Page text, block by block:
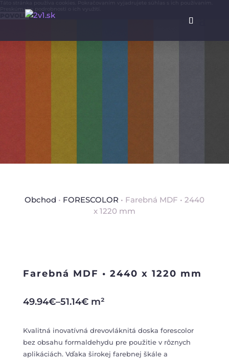
Preskúmajte
POVOLIŤ
Obchod • FORESCOLOR • Farebná MDF • 2440
x 1220 mm
Farebná MDF • 2440 x 1220 mm
49.94€–51.14€ m²
Kvalitná inovatívná drevovláknitá doska forescolor
bez obsahu formaldehydu pre použitie v rôznych
aplikáciách. Vďaka širokej farebnej škále a